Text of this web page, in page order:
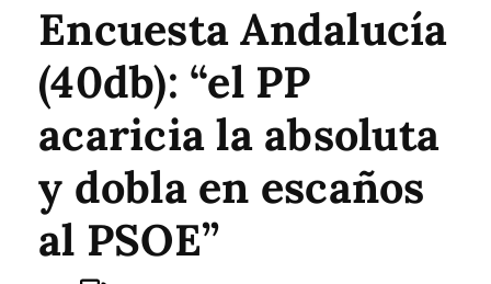
Encuesta Andalucía
(40db): “el PP
acaricia la absoluta
y dobla en escaños
al PSOE”